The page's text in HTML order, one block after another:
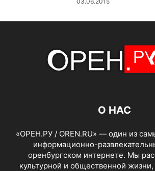
О НАС
«ОРЕН.РУ / OREN.RU» — один из
информационно-
оренбургском интернете. Мы
культурной и общественной жизни,